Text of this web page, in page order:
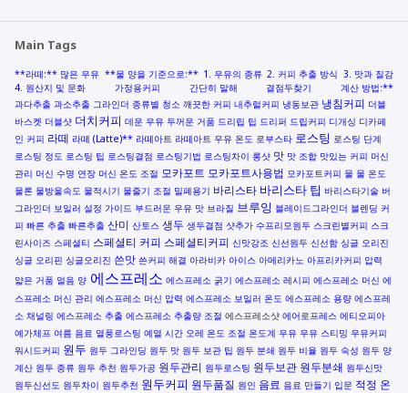
Main Tags
**라떼:** 많은 우유 **물 양을 기준으로:** 1. 우유의 종류 2. 커피 추출 방식 3. 맛과 질감
4. 원산지 및 문화
가정용커피 간단히 말해 결점두찾기
계산 방법:**
과다추출 과소추출 그라인더 종류별 청소 깨끗한 커피 내추럴커피 냉동보관 냉침커피 더블
바스켓 더블샷 더치커피 데운 우유 두꺼운 거품 드리립 팁 드리퍼 드립커피 디개싱 디카페
인 커피 라떼 라떼 (Latte)** 라떼아트 라떼아트 우유 온도 로부스타 로스팅 로스팅 단계
로스팅 정도 로스팅 팁 로스팅결점 로스팅기법 로스팅차이 롱샷 맛 맛 조합 맛있는 커피 머신
관리 머신 수명 연장 머신 온도 조절 모카포트 모카포트사용법 모카포트커피 물 물 온도
물론 물방울속도 물적시기 물줄기 조절 밀폐용기 바리스타 바리스타 팁 바리스타기술 버
그라인더 보일러 설정 가이드 부드러운 우유 맛 브라질 브루잉 블레이드그라인더 블렌딩 커
피 빠른 추출 빠른추출 산미 산토스 생두 생두결점 샷추가 수프리모원두 스크린별커피 스크
린사이즈 스페셜티 스페셜티 커피 스페셜티커피 신맛강조 신선원두 신선함 싱글 오리진
싱글 오리핀 싱글오리진 쓴맛 쓴커피 해결 아라비카 아이스 아메리카노 아프리카커피 압력
얇은 거품 얼음 양 에스프레소 에스프레소 굵기 에스프레소 레시피 에스프레소 머신 에
스프레소 머신 관리 에스프레소 머신 압력 에스프레소 보일러 온도 에스프레소 용량 에스프레
소 채널링 에스프레소 추출 에스프레소 추출량 조절 에스프레소샷 에어로프레스 에티오피아
예가체프 여름 음료 열풍로스팅 예열 시간 오레 온도 조절 온도계 우유 우유 스티밍 우유커피
워시드커피 원두 원두 그라인딩 원두 맛 원두 보관 팁 원두 분쇄 원두 비율 원두 숙성 원두 양
계산 원두 종류 원두 추천 원두가공 원두관리 원두로스팅 원두보관 원두분쇄 원두신맛
원두신선도 원두차이 원두추천 원두커피 원두품질 원인 음료 음료 만들기 입문 적정 온